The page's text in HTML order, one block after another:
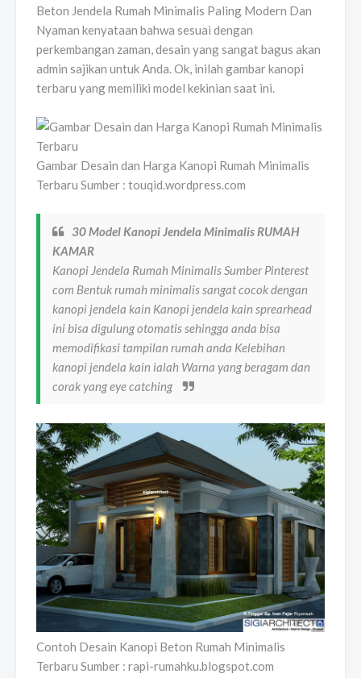
Beton Jendela Rumah Minimalis Paling Modern Dan
Nyaman kenyataan bahwa sesuai dengan
perkembangan zaman, desain yang sangat bagus akan
admin sajikan untuk Anda. Ok, inilah gambar kanopi
terbaru yang memiliki model kekinian saat ini.
Gambar Desain dan Harga Kanopi Rumah Minimalis
Terbaru Sumber : touqid.wordpress.com
30 Model Kanopi Jendela Minimalis RUMAH
KAMAR
Kanopi Jendela Rumah Minimalis Sumber Pinterest
com Bentuk rumah minimalis sangat cocok dengan
kanopi jendela kain Kanopi jendela kain sprearhead
ini bisa digulung otomatis sehingga anda bisa
memodifikasi tampilan rumah anda Kelebihan
kanopi jendela kain ialah Warna yang beragam dan
corak yang eye catching
Contoh Desain Kanopi Beton Rumah Minimalis
Terbaru Sumber : rapi-rumahku.blogspot.com